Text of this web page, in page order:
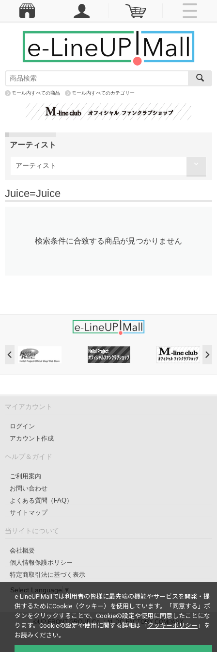
モール内すべての商品 モール内すべてのカテゴリー
アーティスト
アーティスト
Juice=Juice
検索条件に合致する商品が見つかりません
マイアカウント
ログイン
アカウント作成
ヘルプ＆ガイド
ご利用案内
お問い合わせ
よくある質問（FAQ）
サイトマップ
当サイトについて
会社概要
個人情報保護ポリシー
特定商取引法に基づく表示
Select Language ▼
©UP-FRONT GROUP Co., Ltd. DC-FACTORY COMPANY
e-LineUP!Mallでは利用者の皆様に最先端の機能やサービスを開発・提
供するためにCookie（クッキー）を使用しています。
「同意する」ボ
タンをクリックすることで、Cookieの設定や使用に同意したことにな
ります。Cookieの設定や使用に関する詳細は「 クッキーポリシー 」を
お読みください。